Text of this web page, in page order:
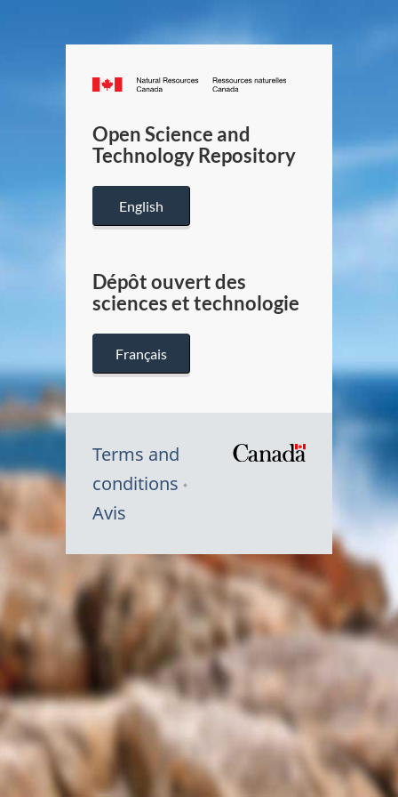
Canada.ca
/
Canada
Open Science and
Technology Repository
English
Dépôt ouvert des
sciences et technologie
Français
Terms and
conditions
Avis
Symbole
du
Canada